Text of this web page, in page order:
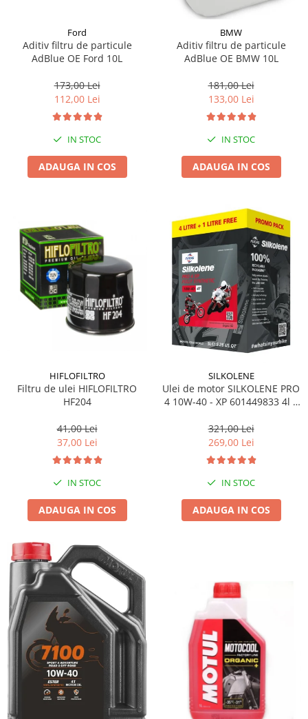
Ford
Aditiv filtru de particule
AdBlue OE Ford 10L
173,00 Lei
112,00 Lei
IN STOC
ADAUGA IN COS
BMW
Aditiv filtru de particule
AdBlue OE BMW 10L
181,00 Lei
133,00 Lei
IN STOC
ADAUGA IN COS
HIFLOFILTRO
Filtru de ulei HIFLOFILTRO
HF204
41,00 Lei
37,00 Lei
IN STOC
ADAUGA IN COS
SILKOLENE
Ulei de motor SILKOLENE PRO
4 10W-40 - XP 601449833 4l +
321,00 Lei
269,00 Lei
IN STOC
ADAUGA IN COS